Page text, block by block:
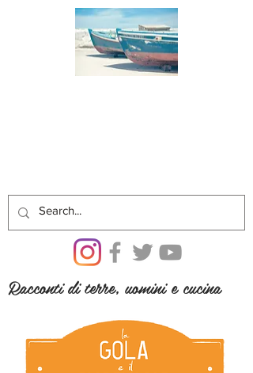
Racconti di terre, uomini e cucina